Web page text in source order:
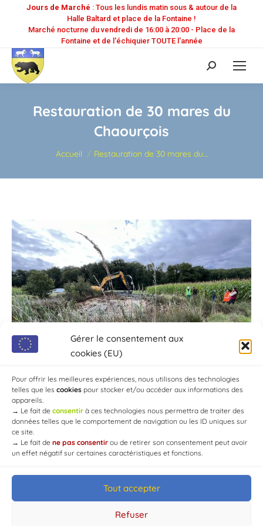
Gérer le consentement aux
cookies (EU)
Pour offrir les meilleures expériences, nous utilisons des technologies
telles que les cookies pour stocker et/ou accéder aux informations des
appareils.
→ Le fait de consentir à ces technologies nous permettra de traiter des
données telles que le comportement de navigation ou les ID uniques sur
ce site.
→ Le fait de ne pas consentir ou de retirer son consentement peut avoir
un effet négatif sur certaines caractéristiques et fonctions.
Tout accepter
Refuser
Jours de Marché : Tous les lundis matin sous & autour de la
Halle Baltard et place de la Fontaine !
Marché nocturne du vendredi de 16:00 à 20:00 - Place de la
Fontaine et de l'échiquier TOUTE l'année
Recherche
:
Restauration de 30 mares du
Chaourçois
Vous êtes ici :
Accueil Restauration de 30 mares du…
© Mairie de Chaource [2004-2024] | Tous droits réservés.
Developed byWEB3-DESIGN